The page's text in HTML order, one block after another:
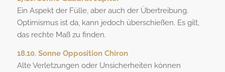
Ein Aspekt der Fülle, aber auch der Übertreibung.
Optimismus ist da, kann jedoch überschießen. Es gilt,
das rechte Maß zu finden.
18.10. Sonne Opposition Chiron
Alte Verletzungen oder Unsicherheiten können